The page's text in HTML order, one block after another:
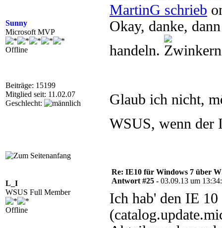
Sunny
Microsoft MVP
Offline
Beiträge: 15199
Mitglied seit: 11.02.07
Geschlecht:
MartinG schrieb
Okay, danke,
handeln.
Glaub ich nicht,
WSUS, wenn
L_I
WSUS Full Member
Offline
Re: IE10 für Windows 7 über
Antwort #25 - 03.09.13 um
Ich hab' den IE